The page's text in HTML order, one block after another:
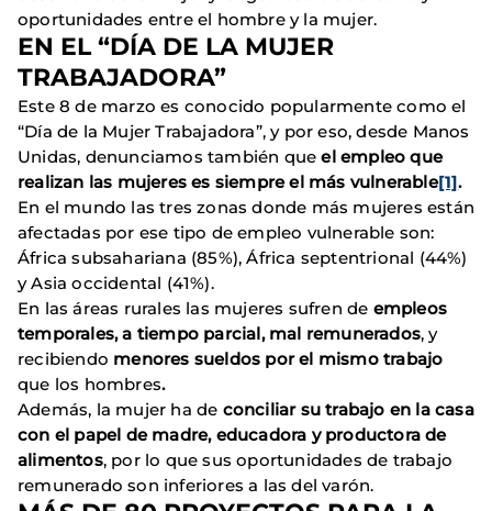
oportunidades entre el hombre y la mujer.
EN EL “DÍA DE LA MUJER
TRABAJADORA”
Este 8 de marzo es conocido popularmente como el
“Día de la Mujer Trabajadora”, y por eso, desde Manos
Unidas, denunciamos también queel empleo que
realizan las mujeres es siempre el más vulnerable[1].
En el mundo las tres zonas donde más mujeres están
afectadas por ese tipo de empleo vulnerable son:
África subsahariana (85%), África septentrional (44%)
y Asia occidental (41%).
En las áreas rurales las mujeres sufren de empleos
temporales, a tiempo parcial, mal remunerados, y
recibiendo menores sueldos por el mismo trabajo
que los hombres.
Además, la mujer ha de conciliar su trabajo en la casa
con el papel de madre, educadora y productora de
alimentos, por lo que sus oportunidades de trabajo
remunerado son inferiores a las del varón.